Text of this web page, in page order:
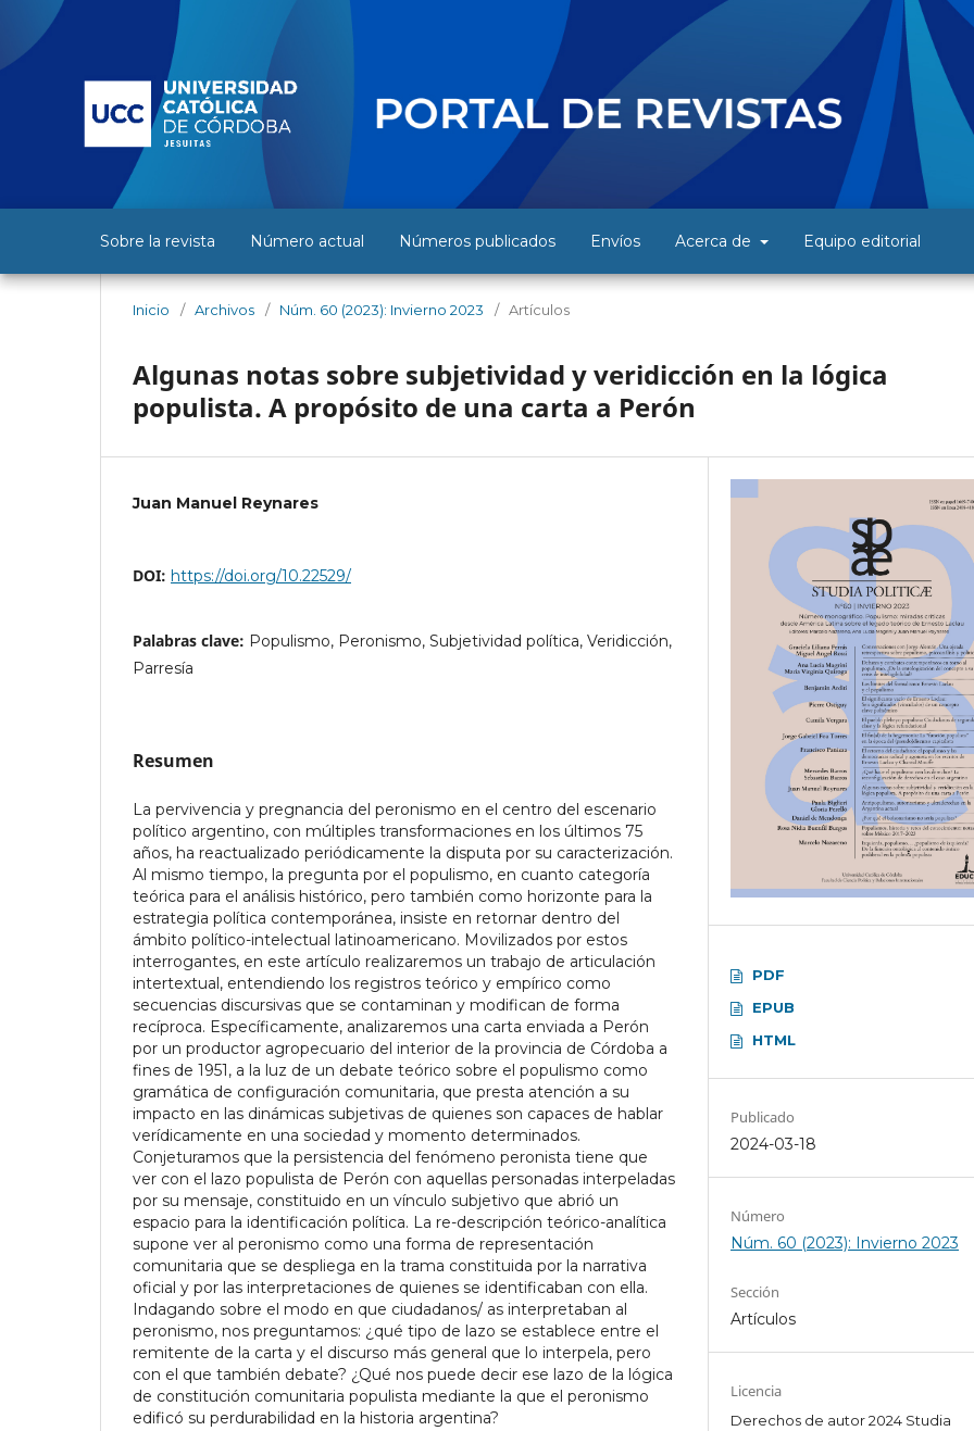
Sobre la revista Número actual Números publicados Envíos Acerca de Equipo editorial
Inicio / Archivos / Núm. 60 (2023): Invierno 2023 / Artículos
Algunas notas sobre subjetividad y veridicción en la lógica
populista. A propósito de una carta a Perón
Juan Manuel Reynares
DOI: https://doi.org/10.22529/
Palabras clave: Populismo, Peronismo, Subjetividad política, Veridicción,
Parresía
Resumen
La pervivencia y pregnancia del peronismo en el centro del escenario
político argentino, con múltiples transformaciones en los últimos 75
años, ha reactualizado periódicamente la disputa por su caracterización.
Al mismo tiempo, la pregunta por el populismo, en cuanto categoría
teórica para el análisis histórico, pero también como horizonte para la
estrategia política contemporánea, insiste en retornar dentro del
ámbito político-intelectual latinoamericano. Movilizados por estos
interrogantes, en este artículo realizaremos un trabajo de articulación
intertextual, entendiendo los registros teórico y empírico como
secuencias discursivas que se contaminan y modifican de forma
recíproca. Específicamente, analizaremos una carta enviada a Perón
por un productor agropecuario del interior de la provincia de Córdoba a
fines de 1951, a la luz de un debate teórico sobre el populismo como
gramática de configuración comunitaria, que presta atención a su
impacto en las dinámicas subjetivas de quienes son capaces de hablar
verídicamente en una sociedad y momento determinados.
Conjeturamos que la persistencia del fenómeno peronista tiene que
ver con el lazo populista de Perón con aquellas personadas interpeladas
por su mensaje, constituido en un vínculo subjetivo que abrió un
espacio para la identificación política. La re-descripción teórico-analítica
supone ver al peronismo como una forma de representación
comunitaria que se despliega en la trama constituida por la narrativa
oficial y por las interpretaciones de quienes se identificaban con ella.
Indagando sobre el modo en que ciudadanos/ as interpretaban al
peronismo, nos preguntamos: ¿qué tipo de lazo se establece entre el
remitente de la carta y el discurso más general que lo interpela, pero
con el que también debate? ¿Qué nos puede decir ese lazo de la lógica
de constitución comunitaria populista mediante la que el peronismo
edificó su perdurabilidad en la historia argentina?
PDF
EPUB
HTML
Publicado
2024-03-18
Número
Núm. 60 (2023): Invierno 2023
Sección
Artículos
Licencia
Derechos de autor 2024 Studia